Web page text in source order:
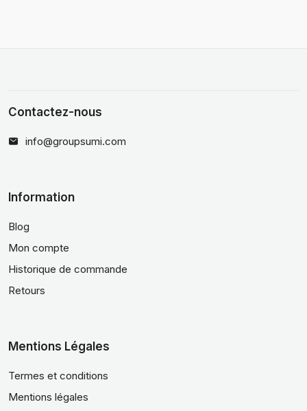
Contactez-nous
info@groupsumi.com
Information
Blog
Mon compte
Historique de commande
Retours
Mentions Légales
Termes et conditions
Mentions légales